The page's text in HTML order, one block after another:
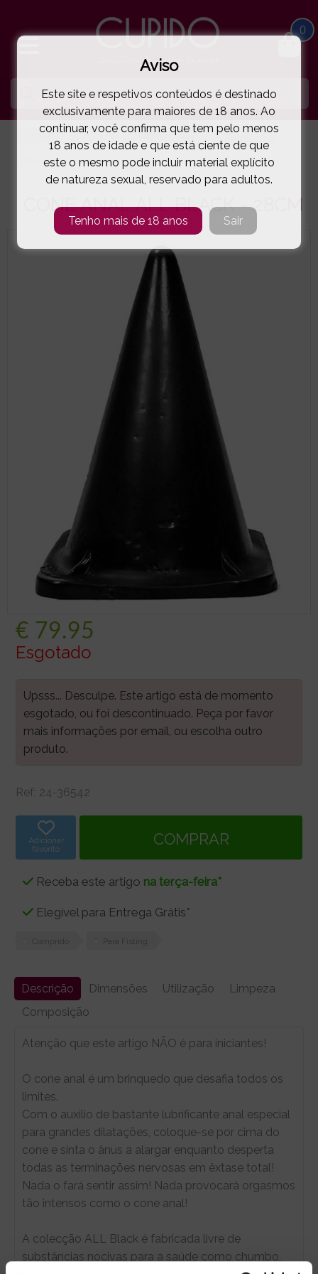
0
DILDOS ANAIS XL
CONE ANAL ALL BLACK - 28CM ( 24-36542 )
CONE ANAL ALL BLACK - 28CM
€ 79.95
Esgotado
Upsss... Desculpe. Este artigo está de momento
esgotado, ou foi descontinuado. Peça por favor
mais informações por email, ou escolha outro
produto.
Ref: 24-36542
Adicionar
favorito
Receba este artigo na terça-feira*
Elegível para Entrega Grátis*
Para Fisting
Descrição Dimensões Utilização
Limpeza
Composição
Atenção que este artigo NÃO é para iniciantes!
O cone anal é um brinquedo que desafia todos os
limites.
Com o auxilio de bastante lubrificante anal especial
para grandes dilatações, coloque-se por cima do
cone e sinta o ânus a alargar enquanto desperta
todas as terminações nervosas em êxtase total!
Nada o fará sentir assim! Nada provocará orgasmos
tão intensos como o cone anal!
A colecção ALL Black é fabricada livre de
substâncias nocivas para a saúde como chumbo,
Aviso
Este site e respetivos conteúdos é destinado
exclusivamente para maiores de 18 anos. Ao
continuar, você confirma que tem pelo menos
18 anos de idade e que está ciente de que
este o mesmo pode incluir material explícito
de natureza sexual, reservado para adultos.
Tenho mais de 18 anos Sair